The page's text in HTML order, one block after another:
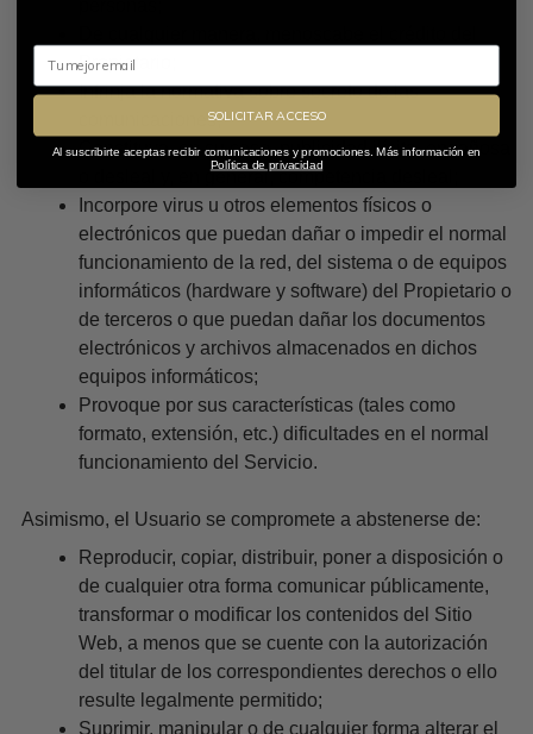
Propietario;
Infrinja la normativa sobre secreto de las
comunicaciones;
Constituya, en su caso, publicidad ilícita, engañosa
o desleal y, en general, competencia desleal;
Incorpore virus u otros elementos físicos o
electrónicos que puedan dañar o impedir el normal
funcionamiento de la red, del sistema o de equipos
informáticos (hardware y software) del Propietario o
de terceros o que puedan dañar los documentos
electrónicos y archivos almacenados en dichos
equipos informáticos;
Provoque por sus características (tales como
formato, extensión, etc.) dificultades en el normal
funcionamiento del Servicio.
Asimismo, el Usuario se compromete a abstenerse de:
Reproducir, copiar, distribuir, poner a disposición o
de cualquier otra forma comunicar públicamente,
transformar o modificar los contenidos del Sitio
Web, a menos que se cuente con la autorización
del titular de los correspondientes derechos o ello
resulte legalmente permitido;
Suprimir, manipular o de cualquier forma alterar el
Email
SOLICITAR ACCESO
Al suscribirte aceptas recibir comunicaciones y promociones. Más información en
Política de privacidad